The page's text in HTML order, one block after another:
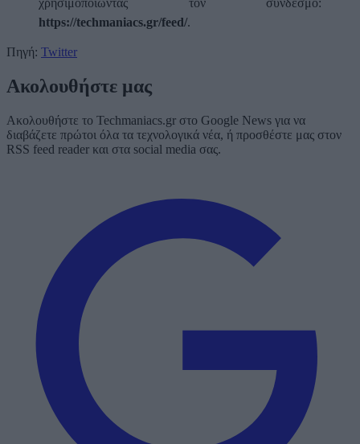
χρησιμοποιώντας τον σύνδεσμο:
https://techmaniacs.gr/feed/.
Πηγή: Twitter
Ακολουθήστε μας
Ακολουθήστε το Techmaniacs.gr στο Google News για να
διαβάζετε πρώτοι όλα τα τεχνολογικά νέα, ή προσθέστε μας στον
RSS feed reader και στα social media σας.